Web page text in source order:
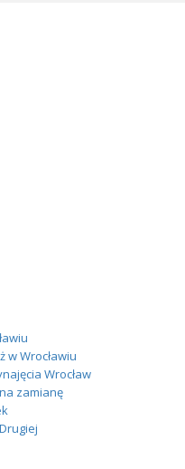
w Wrocławiu
Wrocław
zamianę